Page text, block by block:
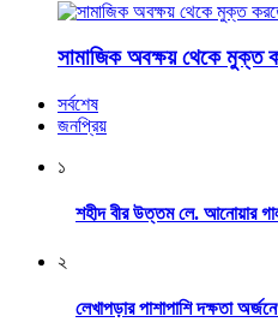
সামাজিক অবক্ষয় থেকে মুক্ত
সর্বশেষ
জনপ্রিয়
১
শহীদ বীর উত্তম লে. আনোয়ার
২
লেখাপড়ার পাশাপাশি দক্ষতা